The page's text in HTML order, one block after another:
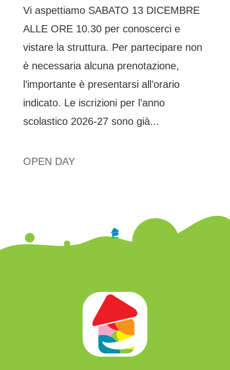
Vi aspettiamo SABATO 13 DICEMBRE
ALLE ORE 10.30 per conoscerci e
vistare la struttura. Per partecipare non
è necessaria alcuna prenotazione,
l’importante è presentarsi all’orario
indicato. Le iscrizioni per l’anno
scolastico 2026-27 sono già...
OPEN DAY